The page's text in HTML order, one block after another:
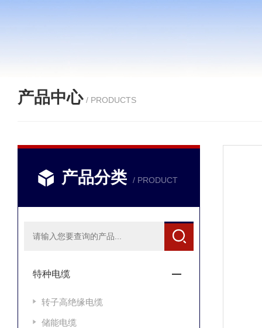
产品中心 / PRODUCTS
产品分类 / PRODUCT
特种电缆
转子高绝缘电缆
储能电缆